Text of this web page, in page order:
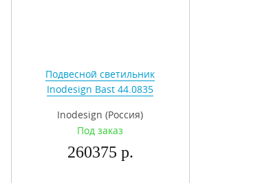
Подвесной светильник
Inodesign Bast 44.0835
Inodesign (Россия)
Под заказ
260375 р.